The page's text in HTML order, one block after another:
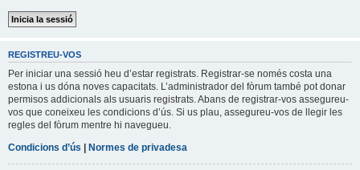
REGISTREU-VOS
Per iniciar una sessió heu d’estar registrats. Registrar-se només costa una
estona i us dóna noves capacitats. L’administrador del fòrum també pot donar
permisos addicionals als usuaris registrats. Abans de registrar-vos assegureu-
vos que coneixeu les condicions d’ús. Si us plau, assegureu-vos de llegir les
regles del fòrum mentre hi navegueu.
Condicions d’ús | Normes de privadesa